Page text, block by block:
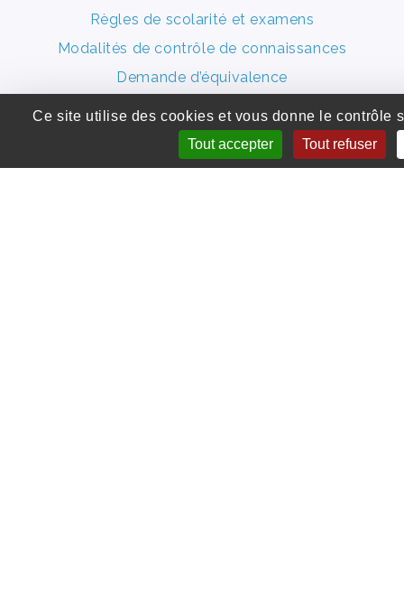
Ce site utilise des cookies et vous donne le contrôle
Tout accepter
Tout refuser
Règles de scolarité et examens
Modalités de contrôle de connaissances
Demande d’équivalence
Logos de l’UFR
Politique de confidentialité